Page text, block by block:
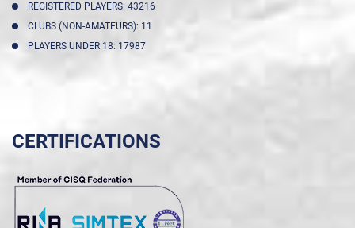
REGISTERED PLAYERS: 43216
CLUBS (NON-AMATEURS): 11
PLAYERS UNDER 18: 17987
CERTIFICATIONS